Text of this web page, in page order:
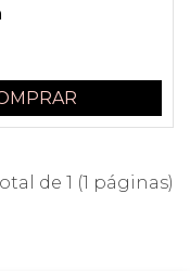
de 1 (1 páginas)